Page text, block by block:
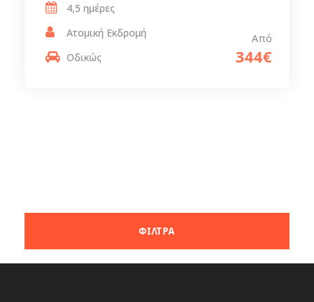
Από
344€
4,5 ημέρες
Ατομική Εκδρομή
Οδικώς